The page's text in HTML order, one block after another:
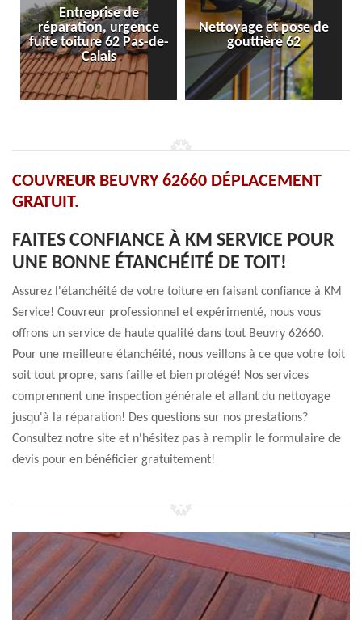
Entreprise de
réparation, urgence
fuite toiture 62 Pas-de-
Calais
Nettoyage et pose de
gouttière 62
COUVREUR BEUVRY 62660 DÉPLACEMENT
GRATUIT.
FAITES CONFIANCE À KM SERVICE POUR
UNE BONNE ÉTANCHÉITÉ DE TOIT!
Assurez l'étanchéité de votre toiture en faisant confiance à KM
Service! Couvreur professionnel et expérimenté, nous vous
offrons un service de haute qualité dans tout Beuvry 62660.
Pour une meilleure étanchéité, nous veillons à ce que votre toit
soit tout propre, sans faille et bien protégé! Nos services
comprennent une inspection générale et allant du nettoyage
jusqu'à la réparation! Des questions sur nos prestations?
Consultez notre site et n'hésitez pas à remplir le formulaire de
devis pour en bénéficier gratuitement!